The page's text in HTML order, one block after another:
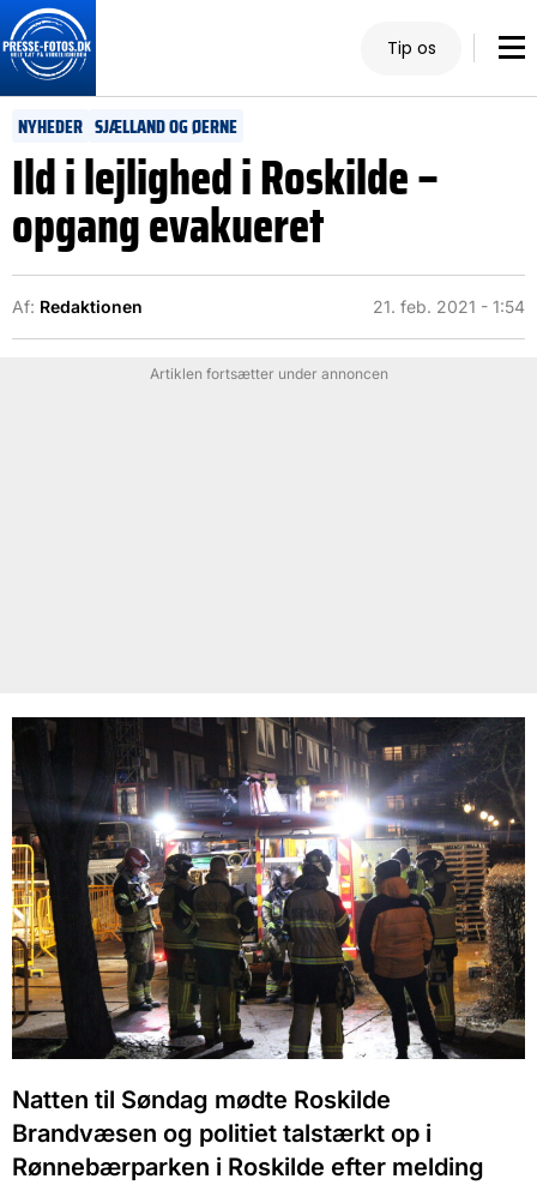
Tip os
NYHEDER SJÆLLAND OG ØERNE
Ild i lejlighed i Roskilde –
opgang evakueret
Af: Redaktionen 21. feb. 2021 - 1:54
Artiklen fortsætter under annoncen
Natten til Søndag mødte Roskilde
Brandvæsen og politiet talstærkt op i
Rønnebærparken i Roskilde efter melding